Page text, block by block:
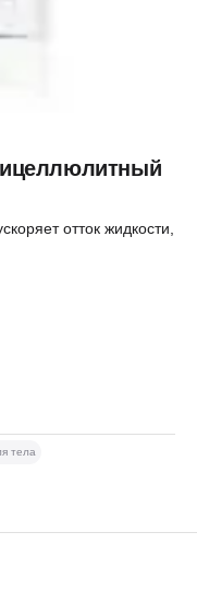
отток жидкости,
тела